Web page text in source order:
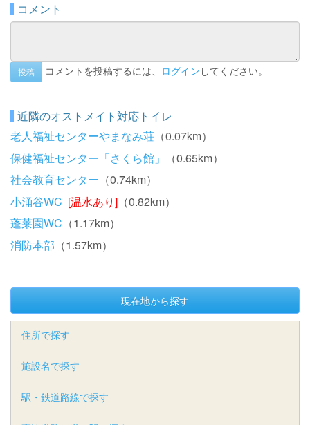
コメント
投稿 コメントを投稿するには、 ログイン してください。
近隣のオストメイト対応トイレ
老人福祉センターやまなみ荘 （0.07km）
保健福祉センター「さくら館」
（0.65km）
社会教育センター （0.74km）
小涌谷WC [温水あり] （0.82km）
蓬莱園WC （1.17km）
消防本部 （1.57km）
現在地から探す
住所で探す
施設名で探す
駅・鉄道路線で探す